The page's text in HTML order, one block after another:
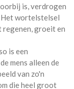
is, verdrogen
Het wortelstelsel
groeit en
is een
mens alleen de
van zo'n
die heel groot